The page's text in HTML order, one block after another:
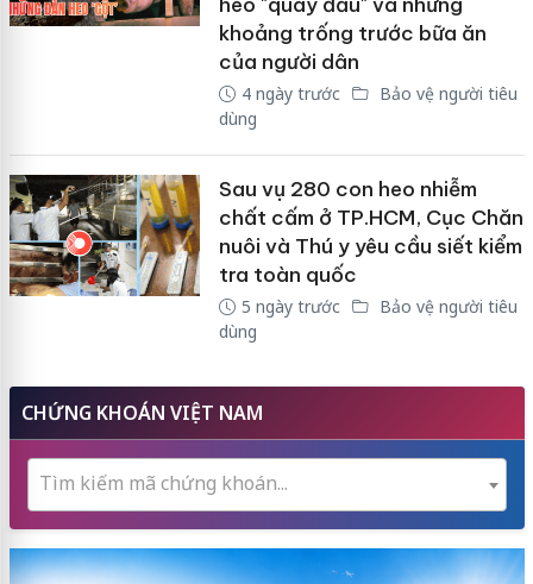
khoảng trống trước bữa ăn
của người dân
4 ngày trước
Bảo vệ người tiêu
dùng
Sau vụ 280 con heo nhiễm
chất cấm ở TP.HCM, Cục Chăn
nuôi và Thú y yêu cầu siết kiểm
tra toàn quốc
5 ngày trước
Bảo vệ người tiêu
dùng
CHỨNG KHOÁN VIỆT NAM
Tìm kiếm mã chứng khoán...